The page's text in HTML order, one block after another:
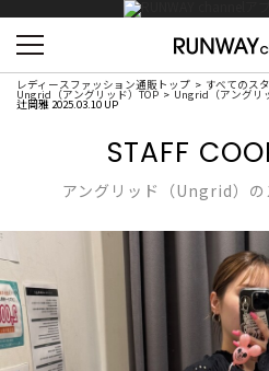
レディースファッション通販トップ すべてのス
Ungrid（アングリッド）TOP Ungrid（アングリ
辻岡雅 2025.03.10 UP
STAFF
アングリッド（Ungrid）の